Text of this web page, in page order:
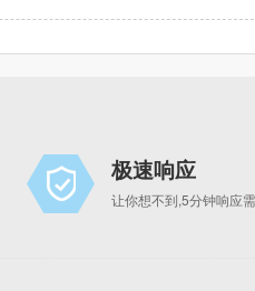
极速响应
让你想不到,5分钟响应